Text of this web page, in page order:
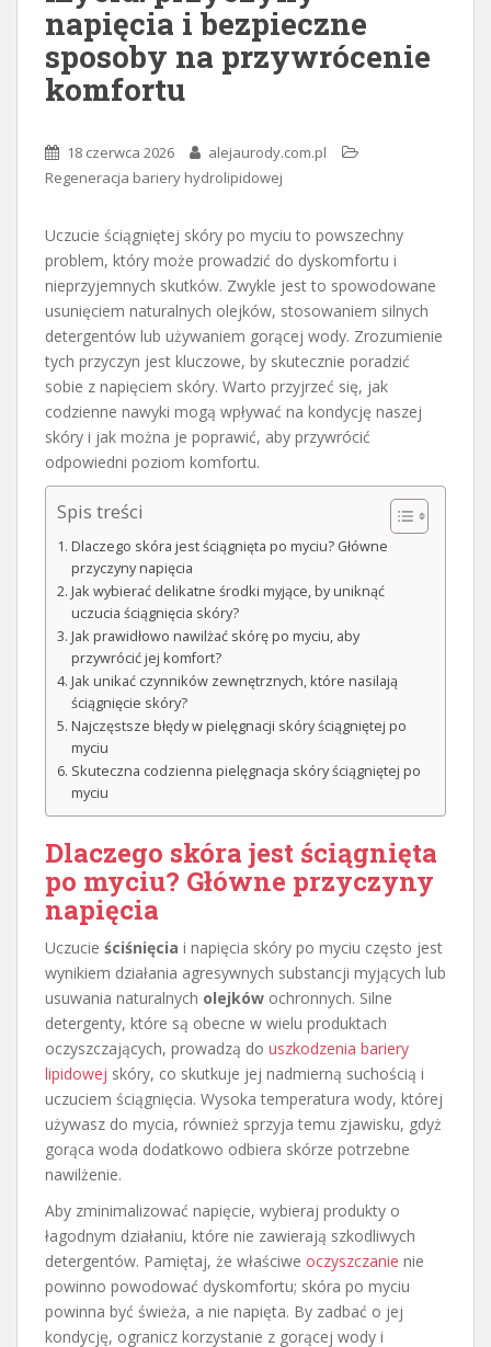
napięcia i bezpieczne
sposoby na przywrócenie
komfortu
18 czerwca 2026
alejaurody.com.pl
Regeneracja bariery hydrolipidowej
Uczucie ściągniętej skóry po myciu to powszechny
problem, który może prowadzić do dyskomfortu i
nieprzyjemnych skutków. Zwykle jest to spowodowane
usunięciem naturalnych olejków, stosowaniem silnych
detergentów lub używaniem gorącej wody. Zrozumienie
tych przyczyn jest kluczowe, by skutecznie poradzić
sobie z napięciem skóry. Warto przyjrzeć się, jak
codzienne nawyki mogą wpływać na kondycję naszej
skóry i jak można je poprawić, aby przywrócić
odpowiedni poziom komfortu.
Spis treści
Dlaczego skóra jest ściągnięta po myciu? Główne
przyczyny napięcia
Jak wybierać delikatne środki myjące, by uniknąć
uczucia ściągnięcia skóry?
Jak prawidłowo nawilżać skórę po myciu, aby
przywrócić jej komfort?
Jak unikać czynników zewnętrznych, które nasilają
ściągnięcie skóry?
Najczęstsze błędy w pielęgnacji skóry ściągniętej po
myciu
Skuteczna codzienna pielęgnacja skóry ściągniętej po
myciu
Dlaczego skóra jest ściągnięta
po myciu? Główne przyczyny
napięcia
Uczucie ściśnięcia i napięcia skóry po myciu często jest
wynikiem działania agresywnych substancji myjących lub
usuwania naturalnych olejków ochronnych. Silne
detergenty, które są obecne w wielu produktach
oczyszczających, prowadzą do uszkodzenia bariery
lipidowej skóry, co skutkuje jej nadmierną suchością i
uczuciem ściągnięcia. Wysoka temperatura wody, której
używasz do mycia, również sprzyja temu zjawisku, gdyż
gorąca woda dodatkowo odbiera skórze potrzebne
nawilżenie.
Aby zminimalizować napięcie, wybieraj produkty o
łagodnym działaniu, które nie zawierają szkodliwych
detergentów. Pamiętaj, że właściwe oczyszczanie nie
powinno powodować dyskomfortu; skóra po myciu
powinna być świeża, a nie napięta. By zadbać o jej
kondycję, ogranicz korzystanie z gorącej wody i